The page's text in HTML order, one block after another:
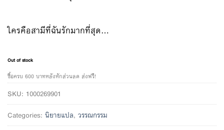
ใครคือสามีที่ฉันรักมากที่สุด…
Out of stock
ซื้อครบ 600 บาทหลังหักส่วนลด ส่งฟรี!
SKU: 1000269901
Categories: นิยายแปล, วรรณกรรม